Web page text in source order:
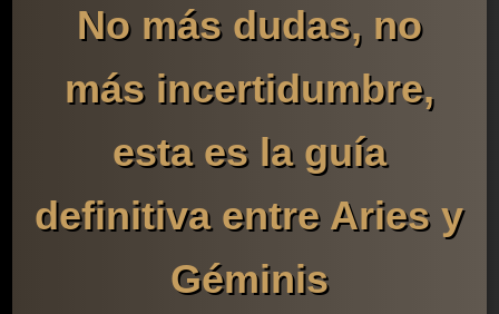
No más dudas, no
más incertidumbre,
esta es la guía
definitiva entre Aries y
Géminis